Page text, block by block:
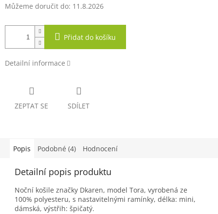
Můžeme doručit do: 11.8.2026
Přidat do košíku
Detailní informace
ZEPTAT SE SDÍLET
Popis Podobné (4) Hodnocení
Detailní popis produktu
Noční košile značky Dkaren, model Tora, vyrobená ze
100% polyesteru, s nastavitelnými ramínky, délka: mini,
dámská, výstřih: špičatý.